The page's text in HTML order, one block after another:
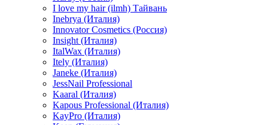
I love my hair (ilmh) Тайвань
Inebrya (Италия)
Innovator Cosmetics (Россия)
Insight (Италия)
ItalWax (Италия)
Itely (Италия)
Janeke (Италия)
JessNail Professional
Kaaral (Италия)
Kapous Professional (Италия)
KayPro (Италия)